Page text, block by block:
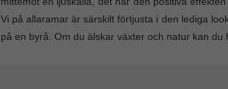
Vi på allaramar är särskilt förtjusta i den lediga
på en byrå. Om du älskar växter och natur kan